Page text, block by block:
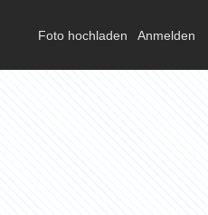
Foto hochladen Anmelden